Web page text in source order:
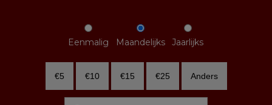
Eenmalig Maandelijks Jaarlijks
€5 €10 €15 €25 Anders